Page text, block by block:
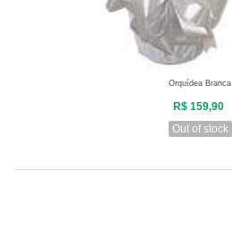
Orquídea Branca
R$ 159,90
Out of stock